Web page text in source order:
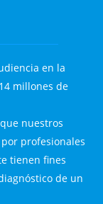
en la
millones de
nuestros
profesionales
tienen fines
de un